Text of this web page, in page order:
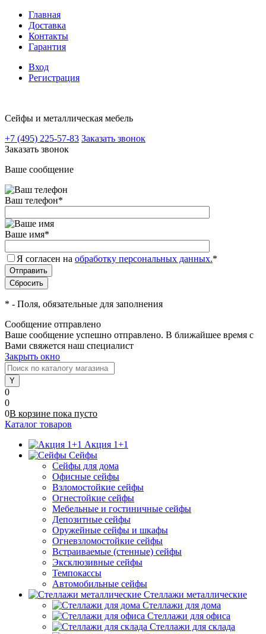
Главная
Доставка
Контакты
Гарантия
Вход
Регистрация
Сейфы и металлическая мебель
+7 (495) 225-57-83 Заказать звонок
Заказать звонок
Ваше сообщение
Ваш телефон*
Ваше имя*
Я согласен на обработку персональных данных.*
* - Поля, обязательные для заполнения
Сообщение отправлено
Ваше сообщение успешно отправлено. В ближайшее время с
Вами свяжется наш специалист
Закрыть окно
0
0
0В корзине пока пусто
Каталог товаров
Акция 1+1
Сейфы
Сейфы для дома
Офисные сейфы
Взломостойкие сейфы
Огнестойкие сейфы
Мебельные и гостиничные сейфы
Депозитные сейфы
Оружейные сейфы и шкафы
Огневзломостойкие сейфы
Встраиваемые (стенные) сейфы
Эксклюзивные сейфы
Темпокассы
Автомобильные сейфы
Стеллажи металлические
Стеллажи для дома
Стеллажи для офиса
Стеллажи для склада